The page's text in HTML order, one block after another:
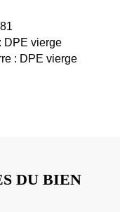
DPE vierge
: DPE vierge
DU BIEN